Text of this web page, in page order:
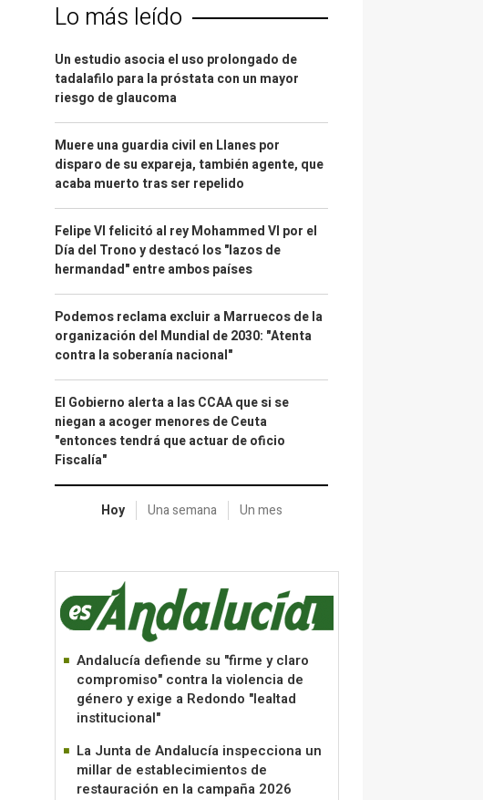
Lo más leído
Un estudio asocia el uso prolongado de
tadalafilo para la próstata con un mayor
riesgo de glaucoma
Muere una guardia civil en Llanes por
disparo de su expareja, también agente, que
acaba muerto tras ser repelido
Felipe VI felicitó al rey Mohammed VI por el
Día del Trono y destacó los "lazos de
hermandad" entre ambos países
Podemos reclama excluir a Marruecos de la
organización del Mundial de 2030: "Atenta
contra la soberanía nacional"
El Gobierno alerta a las CCAA que si se
niegan a acoger menores de Ceuta
"entonces tendrá que actuar de oficio
Fiscalía"
Hoy Una semana Un mes
Andalucía defiende su "firme y claro
compromiso" contra la violencia de
género y exige a Redondo "lealtad
institucional"
La Junta de Andalucía inspecciona un
millar de establecimientos de
restauración en la campaña 2026